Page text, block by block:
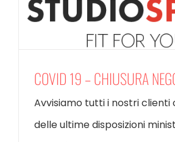
COVID 19 – CHIUSURA
Avvisiamo tutti i nostri clienti
delle ultime disposizioni